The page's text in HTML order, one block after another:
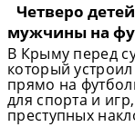
Четверо
мужчины на
В Крыму перед
который
прямо на
для спорта и
преступных